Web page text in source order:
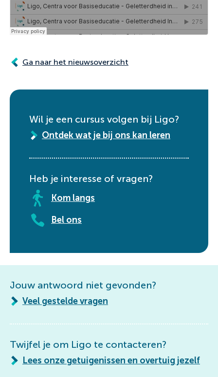
Ga naar het nieuwsoverzicht
Wil je een cursus volgen bij Ligo?
Ontdek wat je bij ons kan leren
Heb je interesse of vragen?
Kom langs
Bel ons
Jouw antwoord niet gevonden?
Veel gestelde vragen
Twijfel je om Ligo te contacteren?
Lees onze getuigenissen en overtuig jezelf